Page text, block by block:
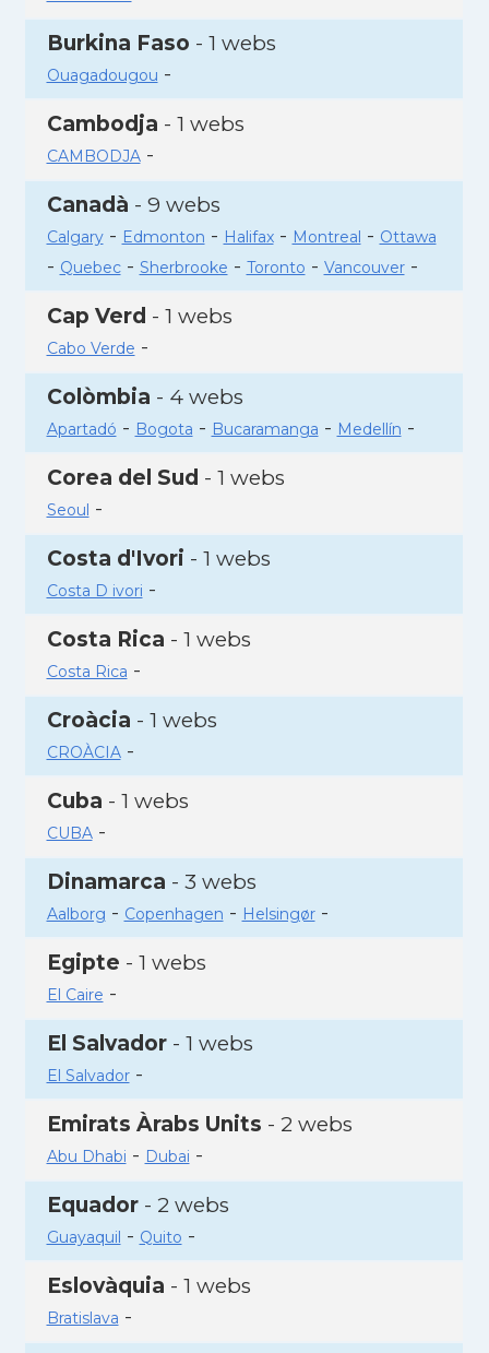
Burkina Faso - 1 webs
Ouagadougou -
Cambodja - 1 webs
CAMBODJA-
Canadà - 9 webs
Calgary- Edmonton - Halifax- Montreal - Ottawa
- Quebec- Sherbrooke - Toronto - Vancouver-
Cap Verd - 1 webs
Cabo Verde -
Colòmbia - 4 webs
Apartadó - Bogota - Bucaramanga - Medellín -
Corea del Sud - 1 webs
Seoul -
Costa d'Ivori - 1 webs
Costa D ivori -
Costa Rica - 1 webs
Costa Rica -
Croàcia - 1 webs
CROÀCIA-
Cuba - 1 webs
CUBA-
Dinamarca - 3 webs
Aalborg - Copenhagen - Helsingør-
Egipte - 1 webs
El Caire -
El Salvador- 1 webs
El Salvador-
Emirats Àrabs Units - 2 webs
Abu Dhabi - Dubai -
Equador- 2 webs
Guayaquil - Quito -
Eslovàquia - 1 webs
Bratislava -